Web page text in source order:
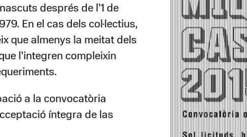
després de l’1 de
En el cas dels col·lectius,
que almenys la meitat dels
l’integren compleixin
a la convocatòria
íntegra de las